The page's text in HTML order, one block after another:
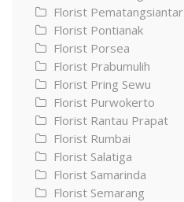
Florist Pematangsiantar
Florist Pontianak
Florist Porsea
Florist Prabumulih
Florist Pring Sewu
Florist Purwokerto
Florist Rantau Prapat
Florist Rumbai
Florist Salatiga
Florist Samarinda
Florist Semarang